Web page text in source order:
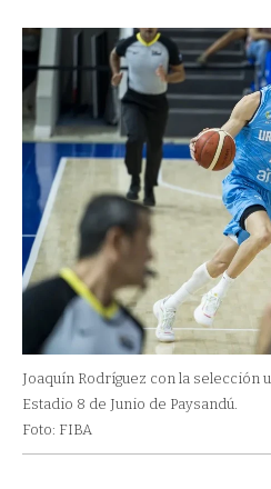
Joaquín Rodríguez con la selección
Estadio 8 de Junio de Paysandú.
Foto: FIBA